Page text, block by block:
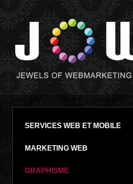
SERVICES WEB ET MOBILE
MARKETING WEB
GRAPHISME